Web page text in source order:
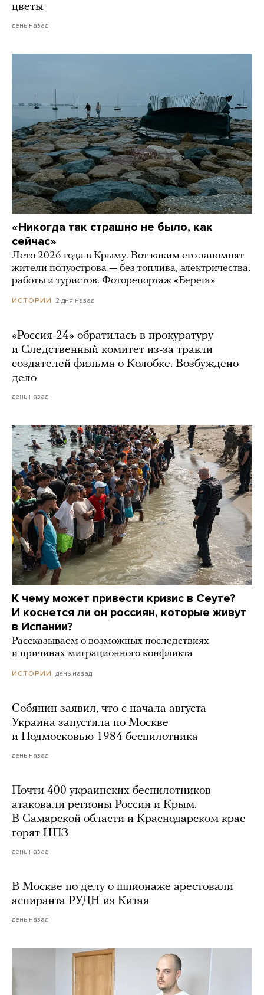
цветы
день назад
«Никогда так страшно не было, как
сейчас»
Лето 2026 года в Крыму. Вот каким его запомнят
жители полуострова — без топлива, электричества,
работы и туристов. Фоторепортаж «Берега»
ИСТОРИИ 2 дня назад
«Россия-24» обратилась в прокуратуру
и Следственный комитет из-за травли
создателей фильма о Колобке. Возбуждено
дело
день назад
К чему может привести кризис в Сеуте?
И коснется ли он россиян, которые живут
в Испании?
Рассказываем о возможных последствиях
и причинах миграционного конфликта
ИСТОРИИ день назад
Собянин заявил, что с начала августа
Украина запустила по Москве
и Подмосковью 1984 беспилотника
день назад
Почти 400 украинских беспилотников
атаковали регионы России и Крым.
В Самарской области и Краснодарском крае
горят НПЗ
день назад
В Москве по делу о шпионаже арестовали
аспиранта РУДН из Китая
день назад